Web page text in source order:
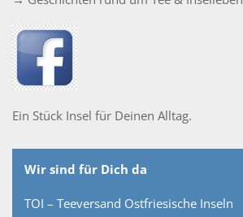
Ein Stück Insel für Deinen Alltag.
Wir sind für Dich da
TOI – Teeversand Ostfriesische Inseln